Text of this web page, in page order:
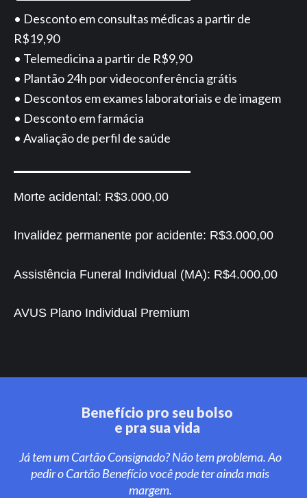
• Desconto em consultas médicas a partir de
R$19,90
• Telemedicina a partir de R$9,90
• Plantão 24h por videoconferência grátis
• Descontos em exames laboratoriais e de imagem
• Desconto em farmácia
• Avaliação de perfil de saúde
Morte acidental: R$3.000,00
Invalidez permanente por acidente: R$3.000,00
Assistência Funeral Individual (MA): R$4.000,00
AVUS Plano Individual Premium
Benefício pro seu bolso
e pra sua vida
Já tem um Cartão Consignado? Não tem problema. Ao
pedir o Cartão Benefício você pode ter ainda mais
margem.